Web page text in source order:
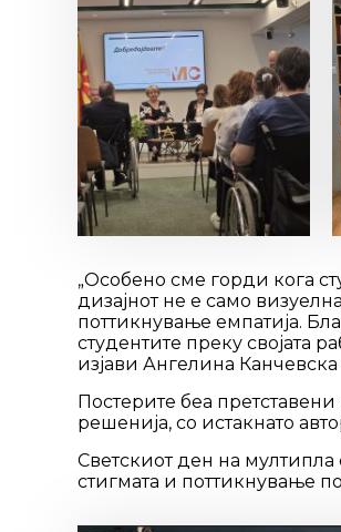
„Особено сме горди кога
дизајнот не е само
поттикнување емпатија.
студентите преку својата
изјави Ангелина
Постерите беа
решенија, со истакнато
Светскиот ден на мултипла
стигмата и поттикнување